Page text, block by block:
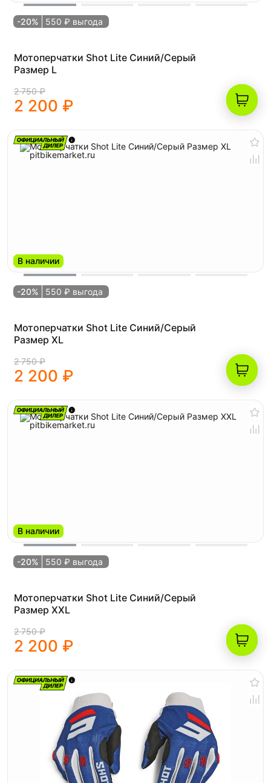
-20% 550 ₽ выгода
Мотоперчатки Shot Lite Синий/Серый
Размер L
2 750 ₽
2 200 ₽
В наличии
-20% 550 ₽ выгода
Мотоперчатки Shot Lite Синий/Серый
Размер XL
2 750 ₽
2 200 ₽
В наличии
-20% 550 ₽ выгода
Мотоперчатки Shot Lite Синий/Серый
Размер XXL
2 750 ₽
2 200 ₽